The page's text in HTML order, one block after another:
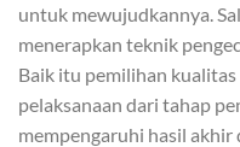
untuk mewujudkannya.
menerapkan teknik
Baik itu pemilihan
pelaksanaan dari tahap
mempengaruhi hasil akhir